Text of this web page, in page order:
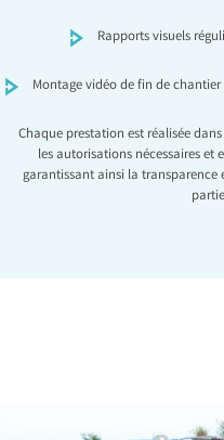
Rapports visuels
Montage vidéo de fin de
Chaque prestation est réalisée
les autorisations nécessaires
garantissant ainsi la transparence